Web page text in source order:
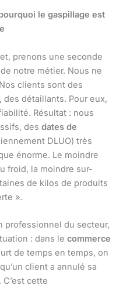
le gaspillage est
prenons une seconde
notre métier. Nous ne
clients sont des
détaillants. Pour eux,
Résultat : nous
des dates de
DLUO) très
énorme. Le moindre
froid, la moindre sur-
de kilos de produits
».
professionnel du secteur,
: dans le commerce
de temps en temps, on
client a annulé sa
cette